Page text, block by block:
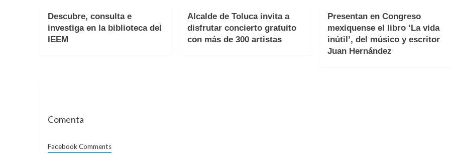
Descubre, consulta e
investiga en la biblioteca del
IEEM
Alcalde de Toluca invita a
disfrutar concierto gratuito
con más de 300 artistas
Presentan en Congreso
mexiquense el libro ‘La vida
inútil’, del músico y escritor
Juan Hernández
Comenta
Facebook Comments